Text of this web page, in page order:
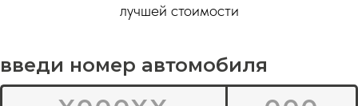
лучшей стоимости